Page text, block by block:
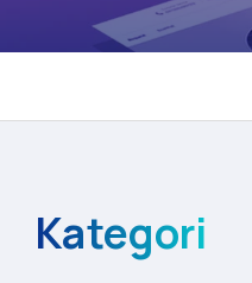
Kategori